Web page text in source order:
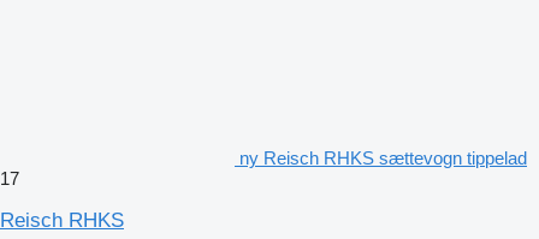
ny Reisch RHKS sættevogn tippelad
17
Reisch RHKS